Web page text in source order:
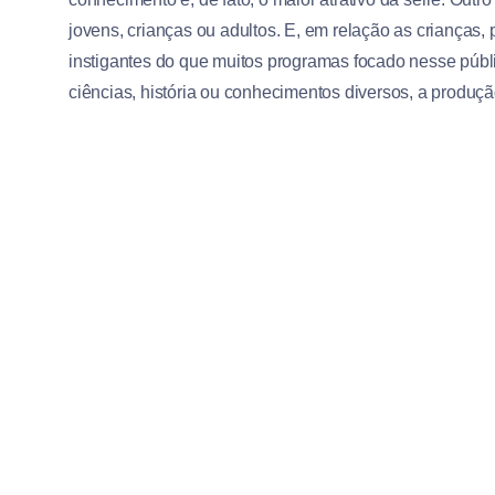
jovens, crianças ou adultos. E, em relação as
instigantes do que muitos programas focado nesse
ciências, história ou conhecimentos diversos, a